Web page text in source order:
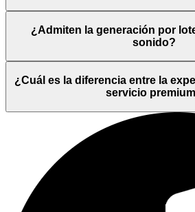
¿Admiten la generación por
sonido?
¿Cuál es la diferencia entre la
servicio